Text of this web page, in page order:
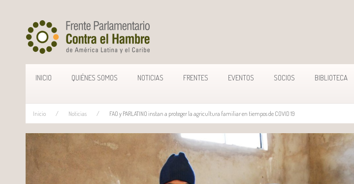
INICIO QUIÉNES SOMOS NOTICIAS FRENTES EVENTOS SOCIOS BIBLIOTECA
Inicio Noticias FAO y PARLATINO instan a proteger la agricultura familiar en tiempos de COVID 19